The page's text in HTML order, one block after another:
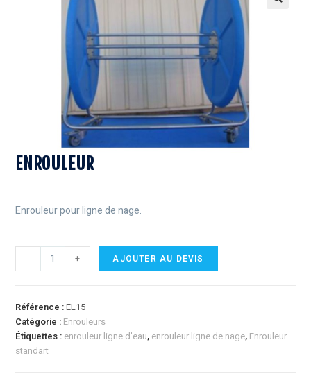
ENROULEUR
Enrouleur pour ligne de nage.
- + AJOUTER AU DEVIS
Référence :EL15
Catégorie : Enrouleurs
Étiquettes : enrouleur ligne d'eau, enrouleur ligne de nage, Enrouleur
standart